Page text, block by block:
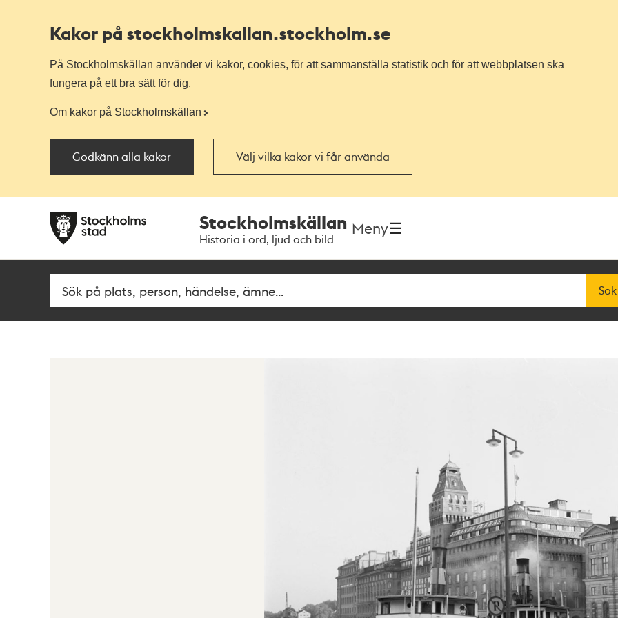
Kakor på stockholmskallan.stockholm.se
På Stockholmskällan använder vi kakor, cookies, för att sammanställa statistik och för att webbplatsen ska
fungera på ett bra sätt för dig.
Om kakor på Stockholmskällan
Godkänn alla kakor Välj vilka kakor vi får använda
navigationen
huvudinnehållet
Stockholmskällan
Historia i ord, ljud och bild
Meny
Fritextsök Sök